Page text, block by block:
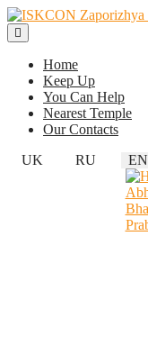
Home
Keep Up
You Can Help
Nearest Temple
Our Contacts
UK
RU EN